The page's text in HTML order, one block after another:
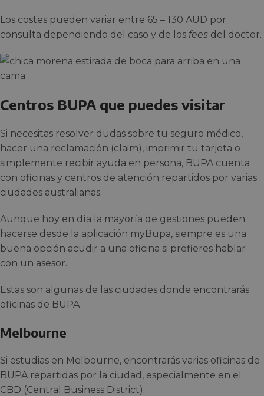
Los costes pueden variar entre 65 – 130 AUD por
consulta dependiendo del caso y de los fees del doctor.
Centros BUPA que puedes visitar
Si necesitas resolver dudas sobre tu seguro médico,
hacer una reclamación (claim), imprimir tu tarjeta o
simplemente recibir ayuda en persona, BUPA cuenta
con oficinas y centros de atención repartidos por varias
ciudades australianas.
Aunque hoy en día la mayoría de gestiones pueden
hacerse desde la aplicación myBupa, siempre es una
buena opción acudir a una oficina si prefieres hablar
con un asesor.
Estas son algunas de las ciudades donde encontrarás
oficinas de BUPA.
Melbourne
Si estudias en Melbourne, encontrarás varias oficinas de
BUPA repartidas por la ciudad, especialmente en el
CBD (Central Business District).